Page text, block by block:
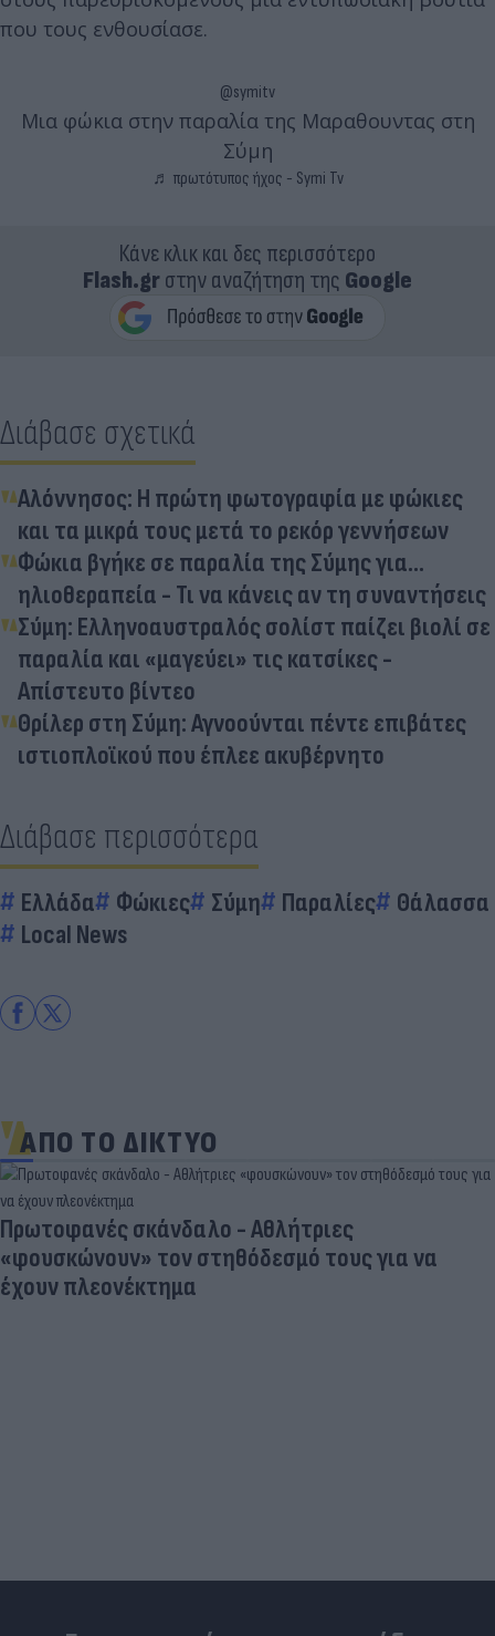
που τους ενθουσίασε.
@symitv
Μια φώκια στην παραλία της Μαραθουντας στη
Σύμη
♬ πρωτότυπος ήχος - Symi Tv
Κάνε κλικ και δες περισσότερο
Flash.grστην αναζήτηση της Google
Διάβασε σχετικά
Αλόννησος: Η πρώτη φωτογραφία με φώκιες
και τα μικρά τους μετά το ρεκόρ γεννήσεων
Φώκια βγήκε σε παραλία της Σύμης για...
ηλιοθεραπεία - Τι να κάνεις αν τη συναντήσεις
Σύμη: Ελληνοαυστραλός σολίστ παίζει βιολί σε
παραλία και «μαγεύει» τις κατσίκες -
Απίστευτο βίντεο
Θρίλερ στη Σύμη: Αγνοούνται πέντε επιβάτες
ιστιοπλοϊκού που έπλεε ακυβέρνητο
Διάβασε περισσότερα
Ελλάδα Φώκιες Σύμη Παραλίες
Θάλασσα
Local News
ΑΠΟ ΤΟ ΔΙΚΤΥΟ
«Στην pole position για Κωνσταντέλια η
Ντόρτμουντ»